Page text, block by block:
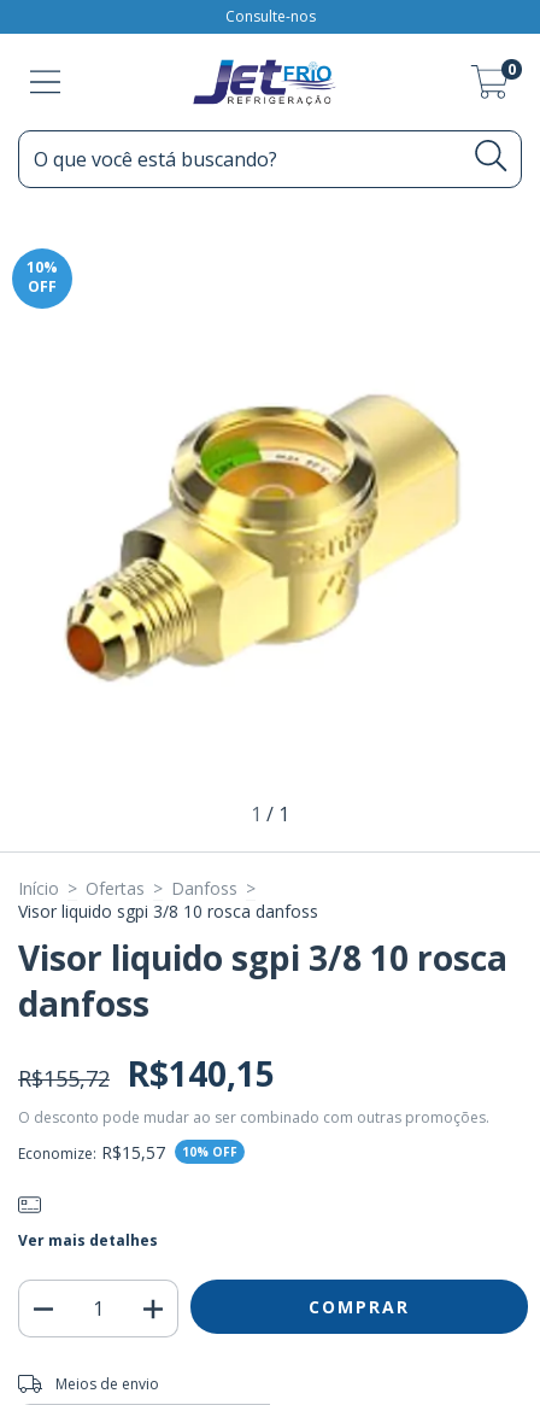
Consulte-nos
0
10%
OFF
1 / 1
Início > Ofertas > Danfoss >
Visor liquido sgpi 3/8 10 rosca danfoss
Visor liquido sgpi 3/8 10 rosca
danfoss
R$155,72 R$140,15
O desconto pode mudar ao ser combinado com outras promoções.
Economize: R$15,57 10% OFF
Ver mais detalhes
Entregas para o CEP:
Meios de envio